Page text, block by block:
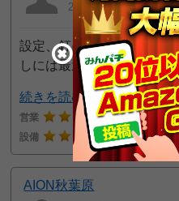
2017年01月03日 10:33
設定、釘には期待できな
しには最適。
続きを読む
営業 2 接客
設備
4
AION秋葉原